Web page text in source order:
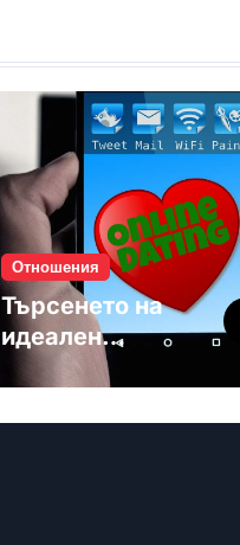
Отношения
Търсенето на
идеален
партньор е